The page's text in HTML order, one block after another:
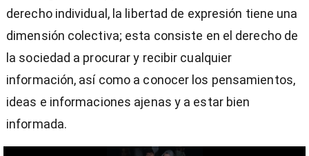
derecho individual, la libertad de expresión tiene una
dimensión colectiva; esta consiste en el derecho de
la sociedad a procurar y recibir cualquier
información, así como a conocer los pensamientos,
ideas e informaciones ajenas y a estar bien
informada.